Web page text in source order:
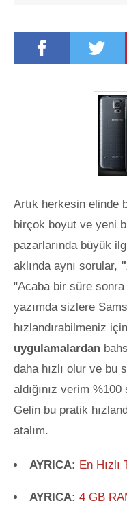
Artık herkesin elinde
birçok boyut ve yeni
pazarlarında büyük
aklında aynı sorular,
"Acaba bir süre
yazımda sizlere
hızlandırabilmeniz için
uygulamalardan
daha hızlı olur ve bu
aldığınız verim
Gelin bu pratik
atalım.
AYRICA: En Hızlı
AYRICA: 4 GB